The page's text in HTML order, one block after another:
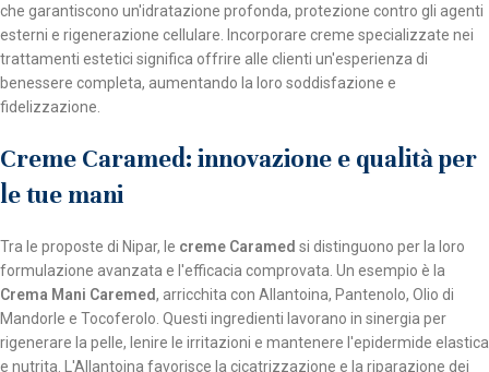
che garantiscono un'idratazione profonda, protezione contro gli agenti
esterni e rigenerazione cellulare. Incorporare creme specializzate nei
trattamenti estetici significa offrire alle clienti un'esperienza di
benessere completa, aumentando la loro soddisfazione e
fidelizzazione.
Creme Caramed: innovazione e qualità per
le tue mani
Tra le proposte di Nipar, le creme Caramed si distinguono per la loro
formulazione avanzata e l'efficacia comprovata. Un esempio è la
Crema Mani Caremed, arricchita con Allantoina, Pantenolo, Olio di
Mandorle e Tocoferolo. Questi ingredienti lavorano in sinergia per
rigenerare la pelle, lenire le irritazioni e mantenere l'epidermide elastica
e nutrita. L'Allantoina favorisce la cicatrizzazione e la riparazione dei